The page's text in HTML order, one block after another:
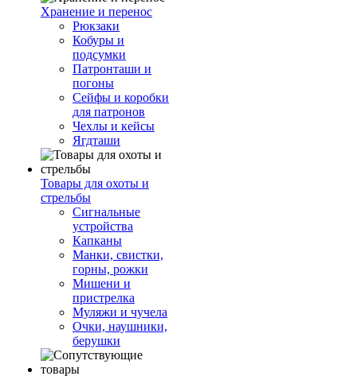
Хранение и перенос
Рюкзаки
Кобуры и
подсумки
Патронташи и
погоны
Сейфы и коробки
для патронов
Чехлы и кейсы
Ягдташи
Товары для охоты и
стрельбы
Сигнальные
устройства
Капканы
Манки, свистки,
горны, рожки
Мишени и
пристрелка
Муляжи и чучела
Очки, наушники,
берушки